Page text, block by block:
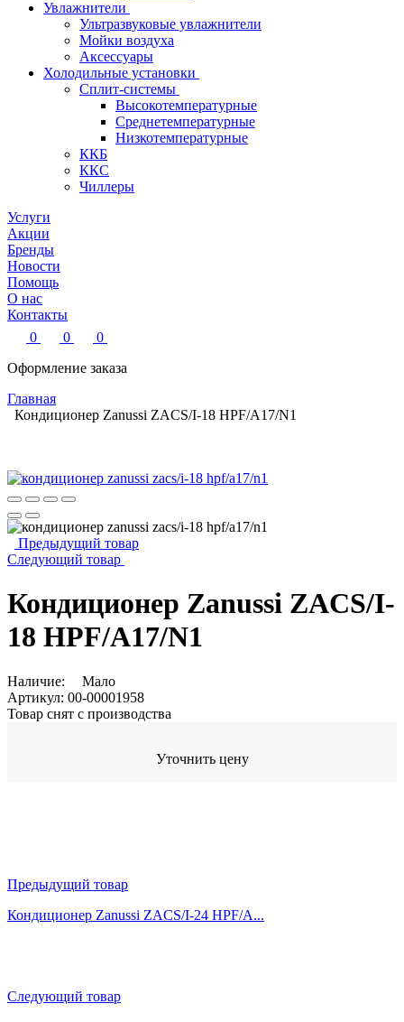
Увлажнители
Ультразвуковые увлажнители
Мойки воздуха
Аксессуары
Холодильные установки
Сплит-системы
Высокотемпературные
Среднетемпературные
Низкотемпературные
ККБ
ККС
Чиллеры
Услуги
Акции
Бренды
Новости
Помощь
О нас
Контакты
0
0
0
Оформление заказа
Главная
Кондиционер Zanussi ZACS/I-18 HPF/A17/N1
Предыдущий товар
Следующий товар
Кондиционер Zanussi ZACS/I-
18 HPF/A17/N1
Наличие:
Мало
Артикул: 00-00001958
Товар снят с производства
Уточнить цену
Предыдущий товар
Кондиционер Zanussi ZACS/I-24 HPF/A...
Следующий товар